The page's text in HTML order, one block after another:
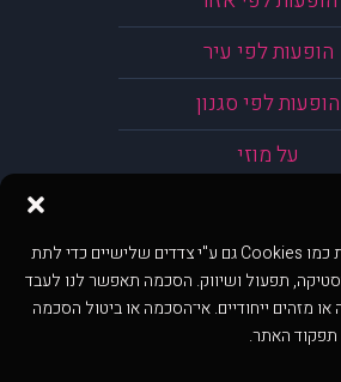
אנו משתמשים בטכנולוגיות כמו Cookies גם ע"י צדדים שלישיים כדי לתת
תפעול ושיווק. הסכמה תאפשר לנו לעבד
או מזהים ייחודיים. אי־הסכמה או ביטול הסכמה
האתר.
הופעות לפי עיר
הופעות לפי סגנון
על מוזי